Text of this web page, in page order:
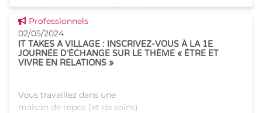
conseillers/médecins référents
est plus que jamais actif ! Deux
réunions ont eu lieu en janvier
et mars 2024, dont les thèmes
couvraient l
Voir cette news
Professionnels
02/05/2024
IT TAKES A VILLAGE : INSCRIVEZ-VOUS À LA 1E
JOURNÉE D’ÉCHANGE SUR LE THÈME « ÊTRE ET
VIVRE EN RELATIONS »
Vous travaillez dans une
maison de repos (et de soins)